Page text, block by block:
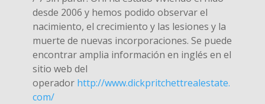
desde 2006 y hemos podido observar el
nacimiento, el crecimiento y las lesiones y la
muerte de nuevas incorporaciones. Se puede
encontrar amplia información en inglés en el
sitio web del
operador http://www.dickpritchettrealestate.
com/